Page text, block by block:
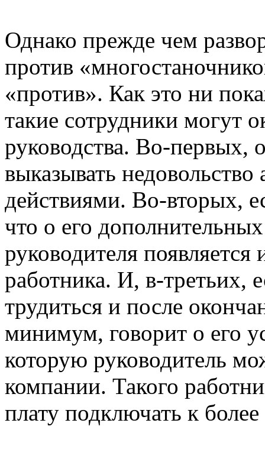
Однако прежде чем
против
«против». Как это ни
такие сотрудники могут
руководства. Во-первых,
выказывать
действиями. Во-вторых,
что о его
руководителя
работника. И, в-третьих,
трудиться и после
минимум, говорит о его
которую руководитель
компании. Такого
плату подключать к